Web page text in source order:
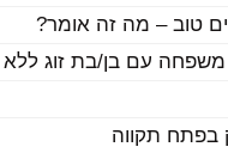
טוב – מה זה אומר?
משפחה עם בן/בת זוג ללא
בפתח תקווה